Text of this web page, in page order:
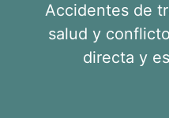
Accidentes de
salud y
directa y